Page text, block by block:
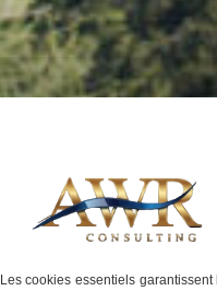
cookies essentiels